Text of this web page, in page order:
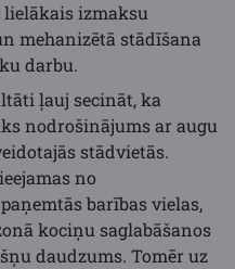
izmaksu
mehanizētā stādīšana
darbu.
ļauj secināt, ka
nodrošinājums ar augu
stādvietās.
no
barības vielas,
kociņu saglabāšanos
daudzums. Tomēr uz